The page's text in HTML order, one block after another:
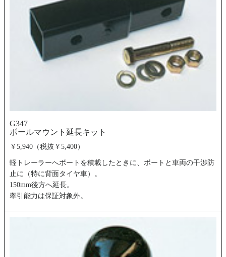
G347
ボールマウント延長キット
￥5,940（税抜￥5,400）
軽トレーラーへボートを積載したときに、ボートと車両の干渉防
止に（特に背面タイヤ車）。
150mm後方へ延長。
牽引能力は保証対象外。